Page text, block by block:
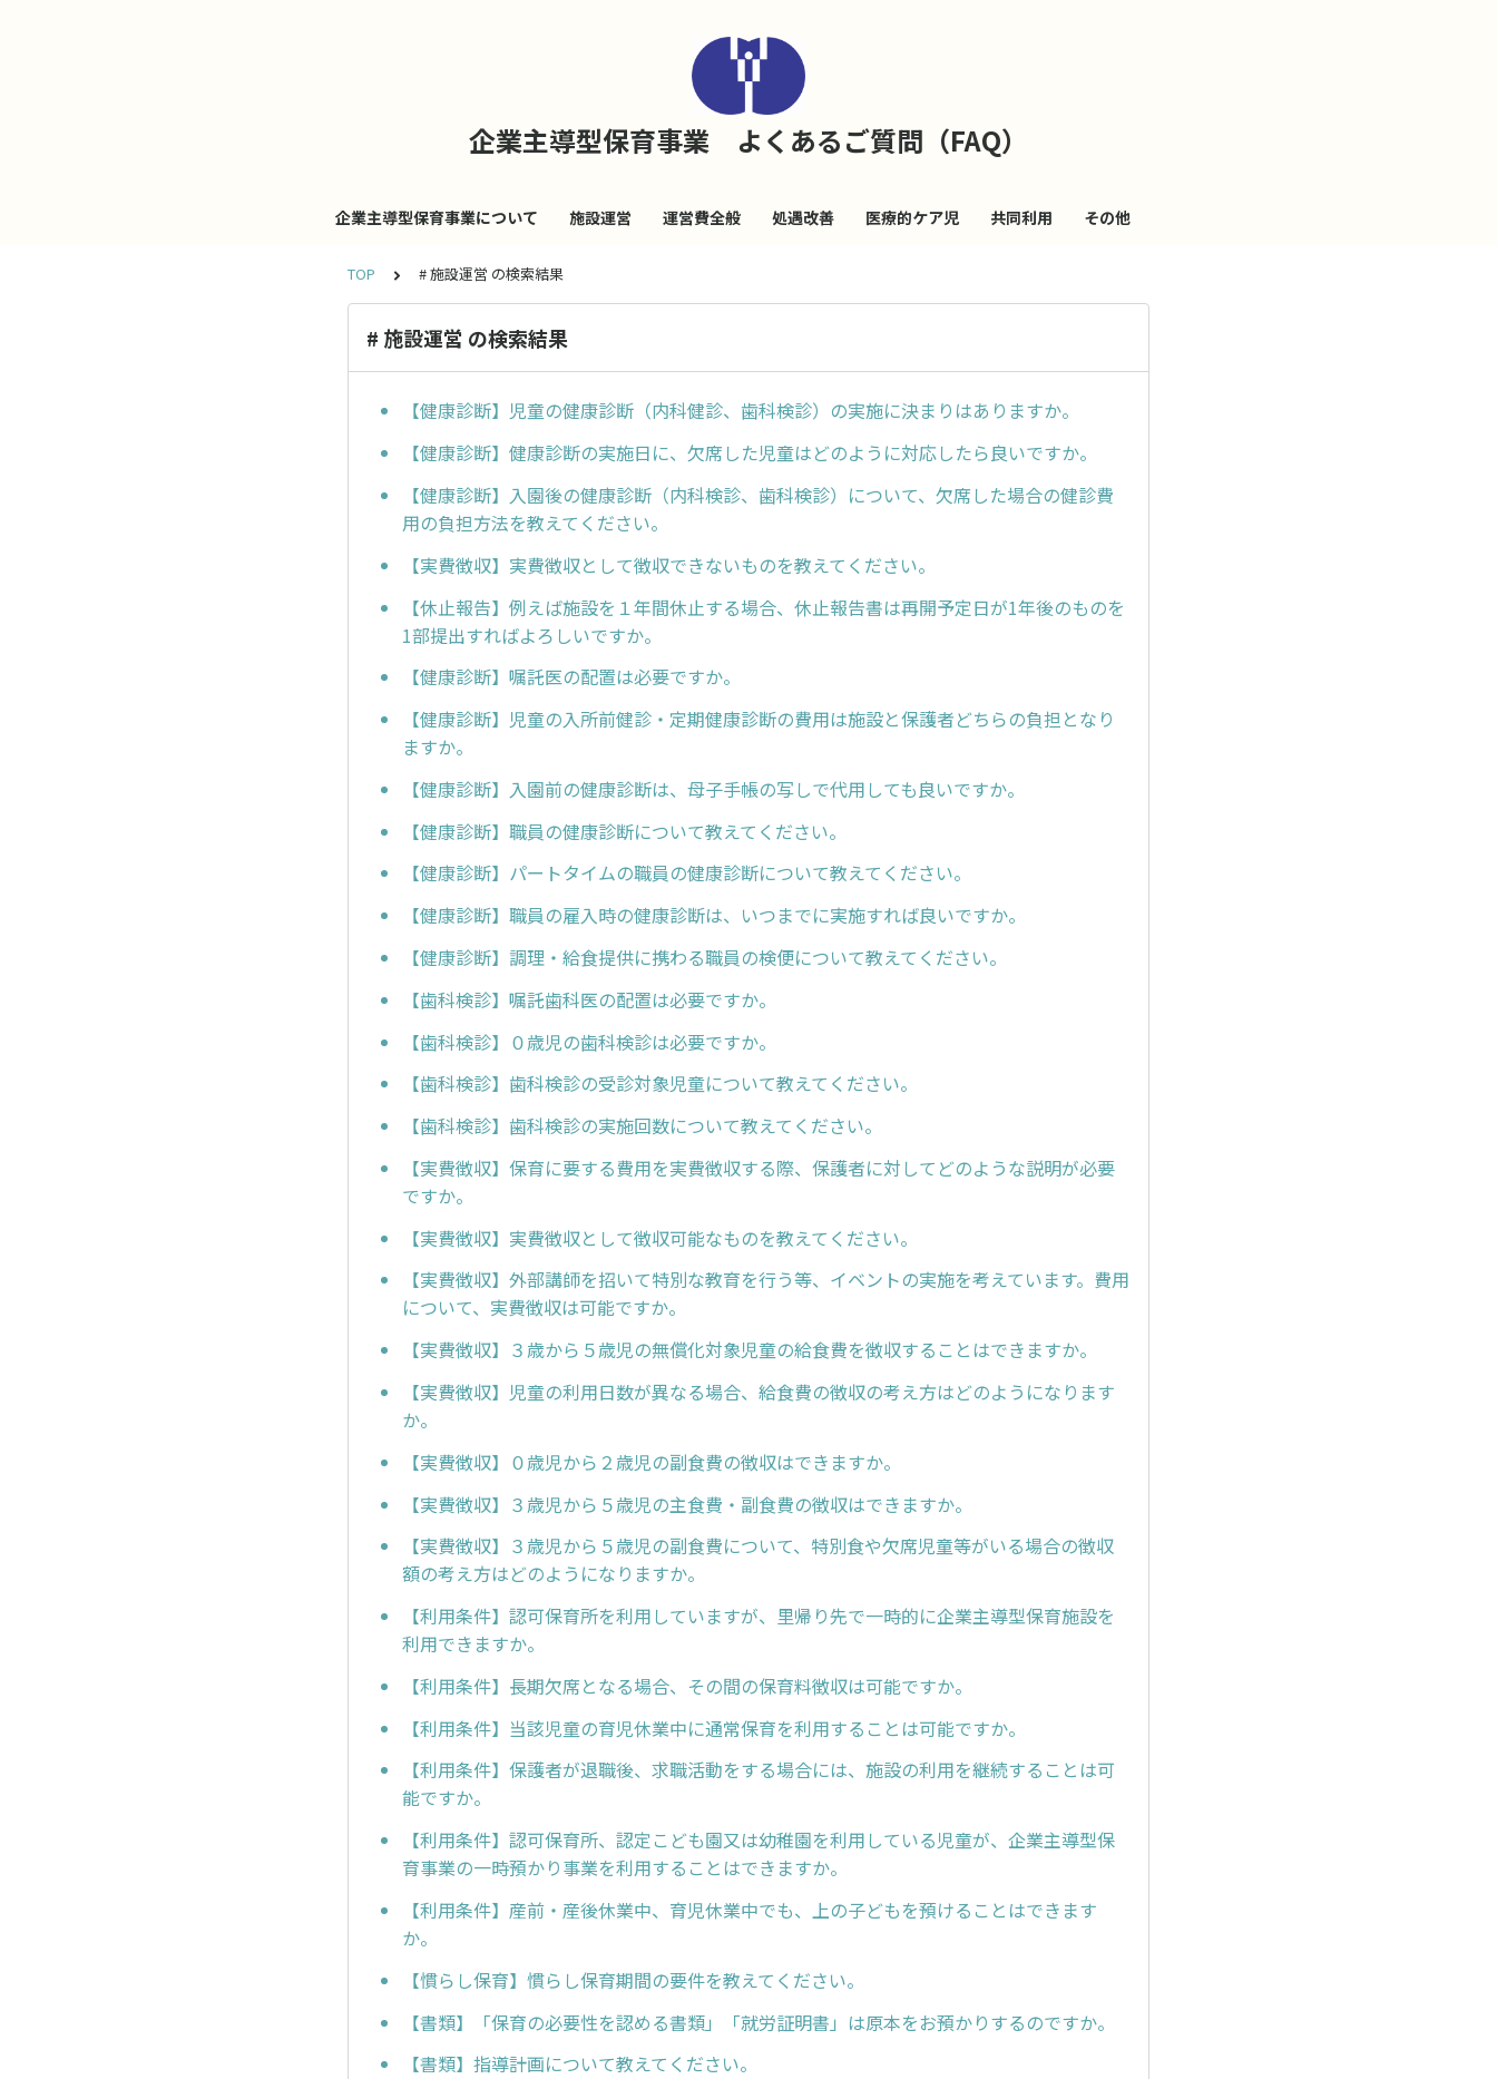
企業主導型保育事業 よくあるご質問（FAQ）
企業主導型保育事業について 施設運営 運営費全般 処遇改善 医療的ケア児 共同利用 その他
TOP # 施設運営 の検索結果
# 施設運営 の検索結果
【健康診断】児童の健康診断（内科健診、歯科検診）の実施に決まりはありますか。
【健康診断】健康診断の実施日に、欠席した児童はどのように対応したら良いですか。
【健康診断】入園後の健康診断（内科検診、歯科検診）について、欠席した場合の健診費
用の負担方法を教えてください。
【実費徴収】実費徴収として徴収できないものを教えてください。
【休止報告】例えば施設を１年間休止する場合、休止報告書は再開予定日が1年後のものを
1部提出すればよろしいですか。
【健康診断】嘱託医の配置は必要ですか。
【健康診断】児童の入所前健診・定期健康診断の費用は施設と保護者どちらの負担となり
ますか。
【健康診断】入園前の健康診断は、母子手帳の写しで代用しても良いですか。
【健康診断】職員の健康診断について教えてください。
【健康診断】パートタイムの職員の健康診断について教えてください。
【健康診断】職員の雇入時の健康診断は、いつまでに実施すれば良いですか。
【健康診断】調理・給食提供に携わる職員の検便について教えてください。
【歯科検診】嘱託歯科医の配置は必要ですか。
【歯科検診】０歳児の歯科検診は必要ですか。
【歯科検診】歯科検診の受診対象児童について教えてください。
【歯科検診】歯科検診の実施回数について教えてください。
【実費徴収】保育に要する費用を実費徴収する際、保護者に対してどのような説明が必要
ですか。
【実費徴収】実費徴収として徴収可能なものを教えてください。
【実費徴収】外部講師を招いて特別な教育を行う等、イベントの実施を考えています。費用
について、実費徴収は可能ですか。
【実費徴収】３歳から５歳児の無償化対象児童の給食費を徴収することはできますか。
【実費徴収】児童の利用日数が異なる場合、給食費の徴収の考え方はどのようになります
か。
【実費徴収】０歳児から２歳児の副食費の徴収はできますか。
【実費徴収】３歳児から５歳児の主食費・副食費の徴収はできますか。
【実費徴収】３歳児から５歳児の副食費について、特別食や欠席児童等がいる場合の徴収
額の考え方はどのようになりますか。
【利用条件】認可保育所を利用していますが、里帰り先で一時的に企業主導型保育施設を
利用できますか。
【利用条件】長期欠席となる場合、その間の保育料徴収は可能ですか。
【利用条件】当該児童の育児休業中に通常保育を利用することは可能ですか。
【利用条件】保護者が退職後、求職活動をする場合には、施設の利用を継続することは可
能ですか。
【利用条件】認可保育所、認定こども園又は幼稚園を利用している児童が、企業主導型保
育事業の一時預かり事業を利用することはできますか。
【利用条件】産前・産後休業中、育児休業中でも、上の子どもを預けることはできます
か。
【慣らし保育】慣らし保育期間の要件を教えてください。
【書類】「保育の必要性を認める書類」「就労証明書」は原本をお預かりするのですか。
【書類】指導計画について教えてください。